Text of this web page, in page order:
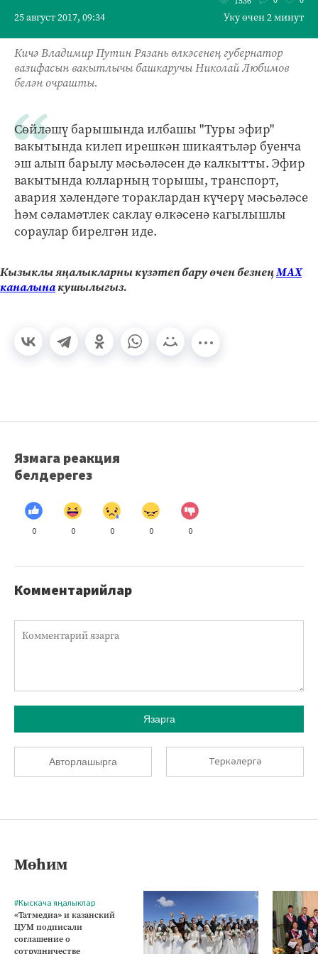
25 август 2017, 09:34 Уку өчен 2 минут
Кичә Владимир Путин Рязань өлкәсенең губернатор
вазифасын вакытлычы башкаручы Николай Любимов
белән очрашты.
Сөйләшү барышында илбашы "Туры эфир"
вакытында килеп ирешкән шикаятьләр буенча
эш алып барылу мәсьәләсен дә калкытты. Эфир
вакытында юлларның торышы, транспорт,
авария хәлендәге тораклардан күчерү мәсьәләсе
һәм сәламәтлек саклау өлкәсенә кагылышлы
сораулар бирелгән иде.
Кызыклы яңалыкларны күзәтеп бару өчен безнеңМАХ
каналынакушылыгыз.
Язмага реакция
белдерегез
0 0 0 0 0
Комментарийлар
Язарга
Авторлашырга Теркәлергә
Мөһим
#Кыскача яңалыклар
«Татмедиа» и казанский
ЦУМ подписали
соглашение о
сотрудничестве